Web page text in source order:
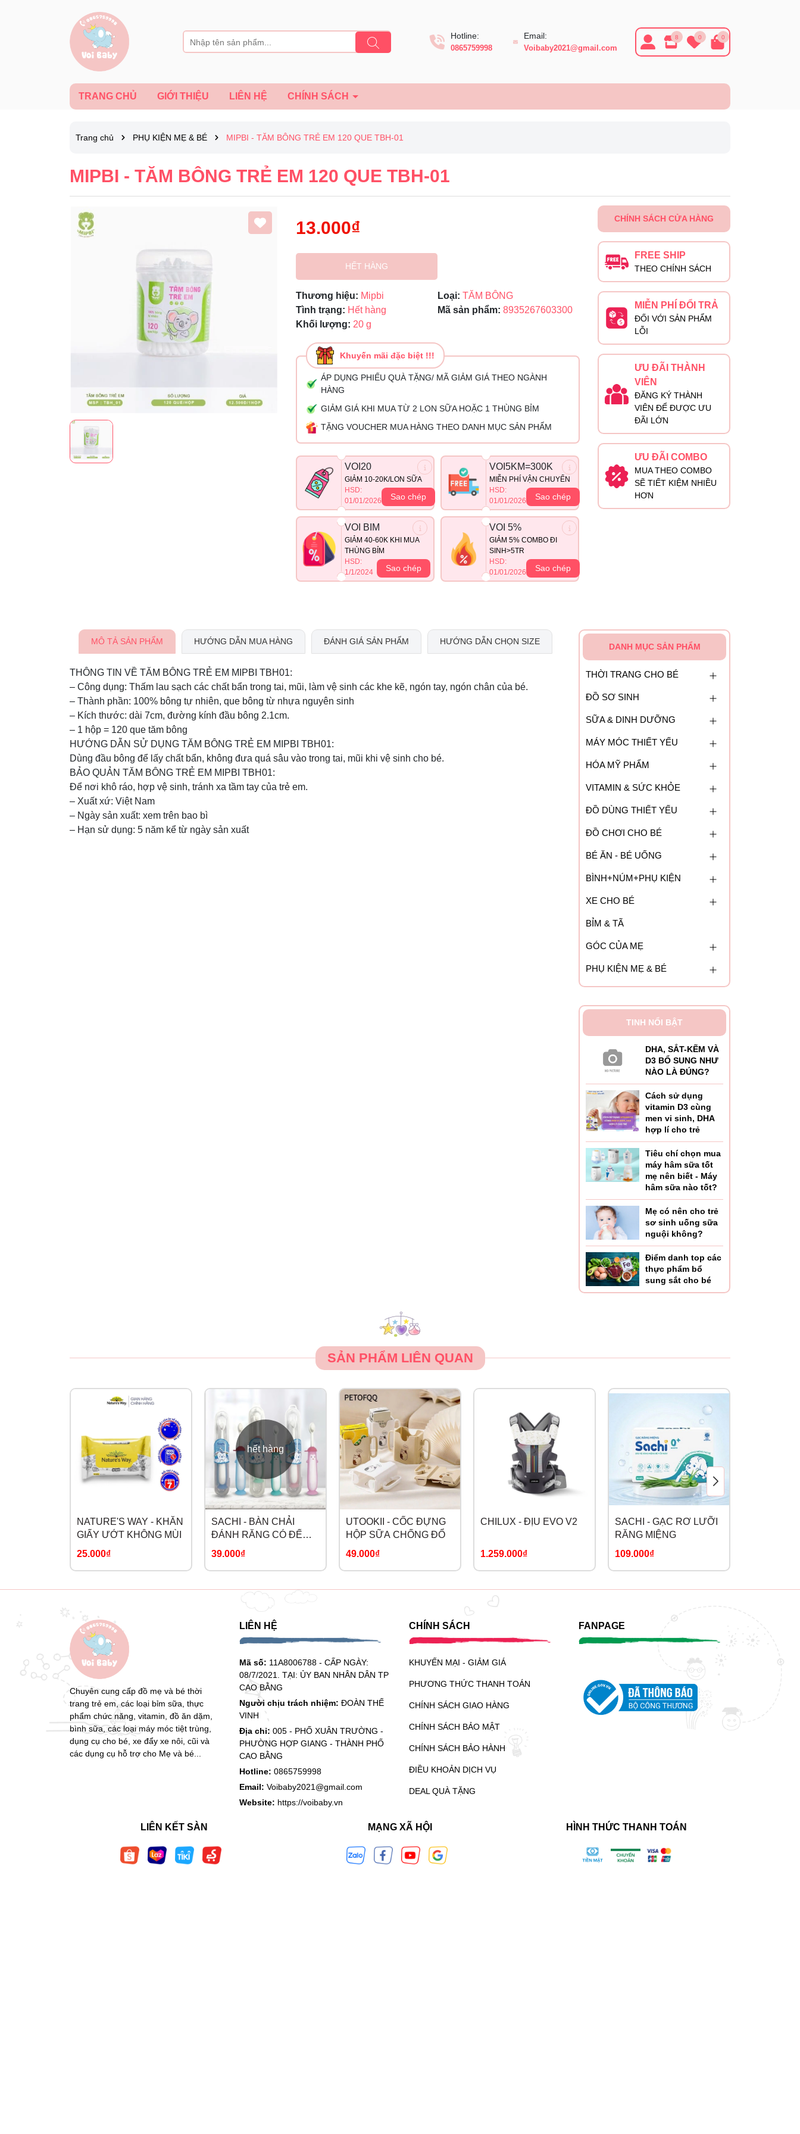
Hotline:
0865759998
Email:
Voibaby2021@gmail.com
8 0 0
TRANG CHỦ GIỚI THIỆU LIÊN HỆ CHÍNH SÁCH
Trang chủ PHỤ KIỆN MẸ & BÉ MIPBI - TĂM BÔNG TRẺ EM 120 QUE TBH-01
MIPBI - TĂM BÔNG TRẺ EM 120 QUE TBH-01
13.000₫
HẾT HÀNG
Thương hiệu: Mipbi Loại: TĂM BÔNG
Tình trạng: Hết hàng Mã sản phẩm: 8935267603300
Khối lượng: 20 g
Khuyến mãi đặc biệt !!!
ÁP DỤNG PHIẾU QUÀ TẶNG/ MÃ GIẢM GIÁ THEO NGÀNH
HÀNG
GIẢM GIÁ KHI MUA TỪ 2 LON SỮA HOẶC 1 THÙNG BỈM
TẶNG VOUCHER MUA HÀNG THEO DANH MỤC SẢN PHẨM
VOI20
GIẢM 10-20K/LON SỮA
HSD:
01/01/2026
Sao chép
VOI5KM=300K
MIỄN PHÍ VẬN CHUYỂN
HSD:
01/01/2026
Sao chép
VOI BIM
GIẢM 40-60K KHI MUA
THÙNG BỈM
HSD:
1/1/2024
Sao chép
VOI 5%
GIẢM 5% COMBO ĐI
SINH>5TR
HSD:
01/01/2026
Sao chép
Ngày hết hạn:
Điều kiện:
CHÍNH SÁCH CỬA HÀNG
FREE SHIP
THEO CHÍNH SÁCH
MIỄN PHÍ ĐỔI TRẢ
ĐỐI VỚI SẢN PHẨM
LỖI
ƯU ĐÃI THÀNH
VIÊN
ĐĂNG KÝ THÀNH
VIÊN ĐỂ ĐƯỢC ƯU
ĐÃI LỚN
ƯU ĐÃI COMBO
MUA THEO COMBO
SẼ TIẾT KIỆM NHIỀU
HƠN
MÔ TẢ SẢN PHẨM HƯỚNG DẪN MUA HÀNG ĐÁNH GIÁ SẢN PHẨM HƯỚNG DẪN CHỌN SIZE
THÔNG TIN VỀ TĂM BÔNG TRẺ EM MIPBI TBH01:
– Công dụng: Thấm lau sạch các chất bẩn trong tai, mũi, làm vệ sinh các khe kẽ, ngón tay, ngón chân của bé.
– Thành phần: 100% bông tự nhiên, que bông từ nhựa nguyên sinh
– Kích thước: dài 7cm, đường kính đầu bông 2.1cm.
– 1 hộp = 120 que tăm bông
HƯỚNG DẪN SỬ DỤNG TĂM BÔNG TRẺ EM MIPBI TBH01:
Dùng đầu bông để lấy chất bẩn, không đưa quá sâu vào trong tai, mũi khi vệ sinh cho bé.
BẢO QUẢN TĂM BÔNG TRẺ EM MIPBI TBH01:
Để nơi khô ráo, hợp vệ sinh, tránh xa tầm tay của trẻ em.
– Xuất xứ: Việt Nam
– Ngày sản xuất: xem trên bao bì
– Hạn sử dụng: 5 năm kể từ ngày sản xuất
DANH MỤC SẢN PHẨM
THỜI TRANG CHO BÉ
ĐỒ SƠ SINH
SỮA & DINH DƯỠNG
MÁY MÓC THIẾT YẾU
HÓA MỸ PHẨM
VITAMIN & SỨC KHỎE
ĐỒ DÙNG THIẾT YẾU
ĐỒ CHƠI CHO BÉ
BÉ ĂN - BÉ UỐNG
BÌNH+NÚM+PHỤ KIỆN
XE CHO BÉ
BỈM & TÃ
GÓC CỦA MẸ
PHỤ KIỆN MẸ & BÉ
TINH NỔI BẬT
DHA, SẮT-KẼM VÀ
D3 BỔ SUNG NHƯ
NÀO LÀ ĐÚNG?
Cách sử dụng
vitamin D3 cùng
men vi sinh, DHA
hợp lí cho trẻ
Tiêu chí chọn mua
máy hâm sữa tốt
mẹ nên biết - Máy
hâm sữa nào tốt?
Mẹ có nên cho trẻ
sơ sinh uống sữa
nguội không?
Điểm danh top các
thực phẩm bổ
sung sắt cho bé
SẢN PHẨM LIÊN QUAN
NATURE'S WAY - KHĂN
GIẤY ƯỚT KHÔNG MÙI
25.000₫
hết hàng
SACHI - BÀN CHẢI
ĐÁNH RĂNG CÓ ĐẾ
HÍT
39.000₫
UTOOKII - CỐC ĐỰNG
HỘP SỮA CHỐNG ĐỔ
49.000₫
CHILUX - ĐỊU EVO V2
1.259.000₫
SACHI - GẠC RƠ LƯỠI
RĂNG MIỆNG
109.000₫
Chuyên cung cấp đồ mẹ và bé thời
trang trẻ em, các loại bỉm sữa, thực
phẩm chức năng, vitamin, đồ ăn dặm,
bình sữa, các loại máy móc tiệt trùng,
dụng cụ cho bé, xe đẩy xe nôi, cũi và
các dụng cụ hỗ trợ cho Mẹ và bé...
LIÊN HỆ
Mã số: 11A8006788 - CẤP NGÀY:
08/7/2021. TẠI: ỦY BAN NHÂN DÂN TP
CAO BẰNG
Người chịu trách nhiệm: ĐOÀN THẾ
VINH
Địa chỉ: 005 - PHỐ XUÂN TRƯỜNG -
PHƯỜNG HỢP GIANG - THÀNH PHỐ
CAO BẰNG
Hotline: 0865759998
Email: Voibaby2021@gmail.com
Website: https://voibaby.vn
CHÍNH SÁCH
KHUYẾN MẠI - GIẢM GIÁ
PHƯƠNG THỨC THANH TOÁN
CHÍNH SÁCH GIAO HÀNG
CHÍNH SÁCH BẢO MẬT
CHÍNH SÁCH BẢO HÀNH
ĐIỀU KHOẢN DỊCH VỤ
DEAL QUÀ TẶNG
FANPAGE
LIÊN KẾT SÀN MẠNG XÃ HỘI HÌNH THỨC THANH TOÁN